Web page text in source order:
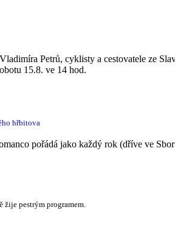
Petrů, cyklisty a cestovatele ze
15.8. ve 14 hod.
hřbitova
pořádá jako každý rok (dříve ve
žije pestrým programem.